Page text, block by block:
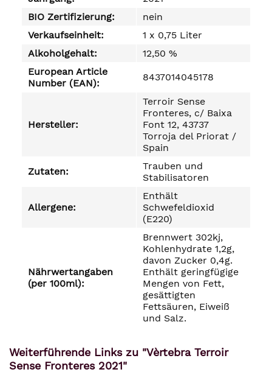
BIO Zertifizierung:
nein
Verkaufseinheit:
1 x 0,75 Liter
Alkoholgehalt:
12,50 %
European Article
Number (EAN):
8437014045178
Hersteller:
Terroir Sense
Fronteres, c/ Baixa
Font 12, 43737
Torroja del Priorat /
Spain
Zutaten:
Trauben und
Stabilisatoren
Allergene:
Enthält
Schwefeldioxid
(E220)
Nährwertangaben
(per 100ml):
Brennwert 302kj,
Kohlenhydrate 1,2g,
davon Zucker 0,4g.
Enthält geringfügige
Mengen von Fett,
gesättigten
Fettsäuren, Eiweiß
und Salz.
Weiterführende Links zu "Vèrtebra Terroir
Sense Fronteres 2021"